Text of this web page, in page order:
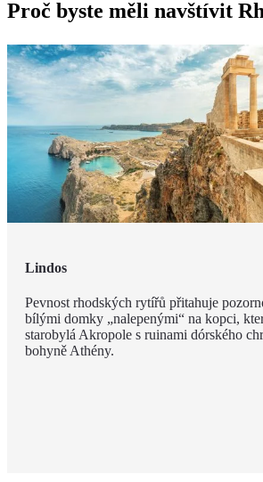
Proč byste měli navštívit
Lindos
Pevnost rhodských rytířů přitahuje
bílými domky „nalepenými“ na kopci,
starobylá Akropole s ruinami dórského
bohyně Athény.